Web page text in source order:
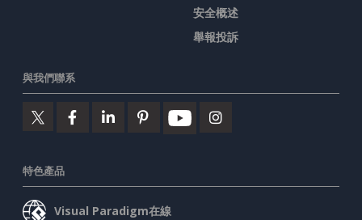
安全概述
舉報投訴
與我們聯系
特色產品
Visual Paradigm在線